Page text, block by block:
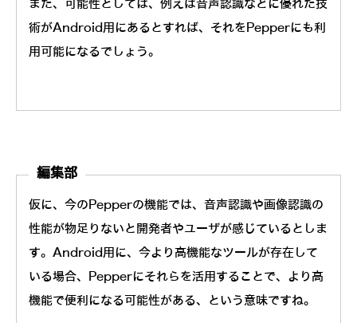
また、可能性としては、例えば音声認識などに優れた技
術がAndroid用にあるとすれば、それをPepperにも利
用可能になるでしょう。
編集部
仮に、今のPepperの機能では、音声認識や画像認識の
性能が物足りないと開発者やユーザが感じているとしま
す。Android用に、今より高機能なツールが存在して
いる場合、Pepperにそれらを活用することで、より高
機能で便利になる可能性がある、という意味ですね。